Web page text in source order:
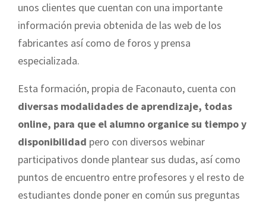
unos clientes que cuentan con una importante
información previa obtenida de las web de los
fabricantes así como de foros y prensa
especializada.
Esta formación, propia de Faconauto, cuenta con
diversas modalidades de aprendizaje, todas
online, para que el alumno organice su tiempo y
disponibilidad pero con diversos webinar
participativos donde plantear sus dudas, así como
puntos de encuentro entre profesores y el resto de
estudiantes donde poner en común sus preguntas